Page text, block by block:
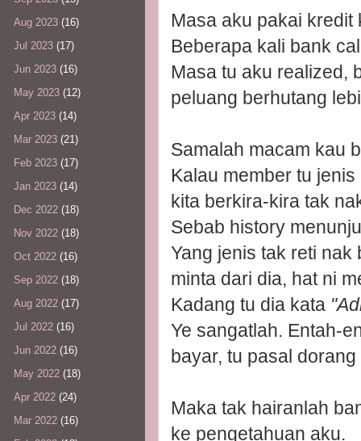
Masa aku pakai
Beberapa kali bank
Masa tu aku realized,
peluang berhutang
Samalah macam kau
Kalau member tu
kita berkira-kira tak
Sebab history
Yang jenis tak reti
minta dari dia, hat ni
Kadang tu dia kata
Ye sangatlah. Entah-
bayar, tu pasal
Maka tak hairanlah
ke pengetahuan aku.
Aug 2023 (16)
Jul 2023 (17)
Jun 2023 (16)
May 2023 (12)
Apr 2023 (14)
Mar 2023 (21)
Feb 2023 (17)
Jan 2023 (14)
Dec 2022 (18)
Nov 2022 (18)
Oct 2022 (16)
Sep 2022 (18)
Aug 2022 (17)
Jul 2022 (16)
Jun 2022 (16)
May 2022 (18)
Apr 2022 (24)
Mar 2022 (16)